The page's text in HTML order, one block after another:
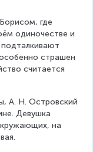
где
одиночестве и
страшен
считается
А. Н. Островский
Девушка
на